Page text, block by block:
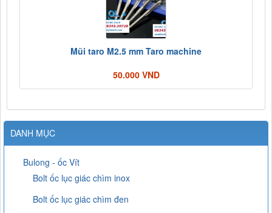
Mũi taro M2.5 mm Taro machine
50.000 VND
DANH MỤC
Bulong - ốc Vít
Bolt ốc lục giác chìm inox
Bolt ốc lục giác chìm đen